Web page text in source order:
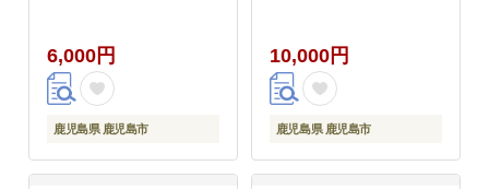
6,000円
鹿児島県 鹿児島市
10,000円
鹿児島県 鹿児島市